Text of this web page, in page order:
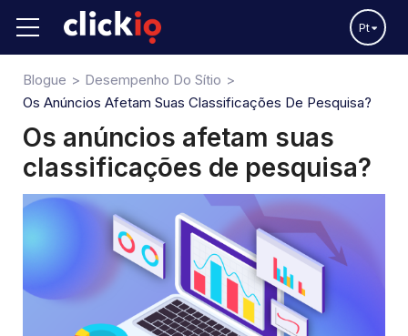
Pt
Blogue
Desempenho Do Sítio
Os Anúncios Afetam Suas Classificações De Pesquisa?
Os anúncios afetam suas
classificações de pesquisa?